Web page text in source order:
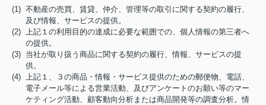
(1) 不動産の売買、賃貸、仲介、管理等の取引に関する契約の履行、
及び情報、サービスの提供。
(2) 上記１の利用目的の達成に必要な範囲での、個人情報の第三者へ
の提供。
(3) 当社が取り扱う商品に関する契約の履行、情報、サービスの提
供。
(4) 上記１、３の商品・情報・サービス提供のための郵便物、電話、
電子メール等による営業活動、及びアンケートのお願い等のマー
ケティング活動、顧客動向分析または商品開発等の調査分析。情